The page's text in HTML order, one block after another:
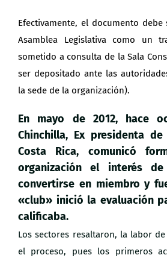
Efectivamente, el documento
Asamblea Legislativa como un
sometido a consulta de la Sala
ser depositado ante las
la sede de la organización).
En mayo de 2012, hace
Chinchilla, Ex presidenta
Costa Rica, comunicó
organización el interés
convertirse en miembro y
«club» inició la evaluación
calificaba.
Los sectores resaltaron, la labor
el proceso, pues los primeros